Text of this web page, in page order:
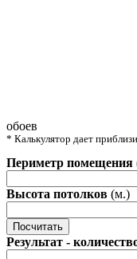
обоев
* Калькулятор дает
Периметр помещения
Высота потолков (м.)
Посчитать
Результат -